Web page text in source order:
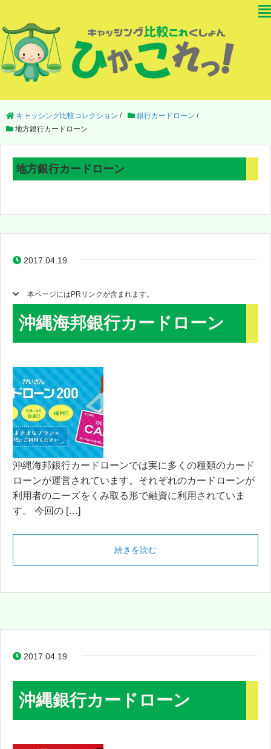
キャッシング比較コレクション / 銀行カードローン /
地方銀行カードローン
地方銀行カードローン
2017.04.19
本ページにはPRリンクが含まれます。
沖縄海邦銀行カードローン
沖縄海邦銀行カードローンでは実に多くの種類のカード
ローンが運営されています。それぞれのカードローンが
利用者のニーズをくみ取る形で融資に利用されていま
す。 今回の […]
続きを読む
2017.04.19
沖縄銀行カードローン